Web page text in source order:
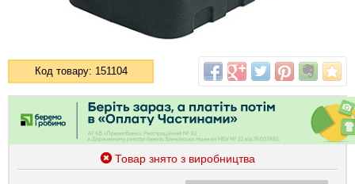
Код товару: 151104
Товар знято з виробництва